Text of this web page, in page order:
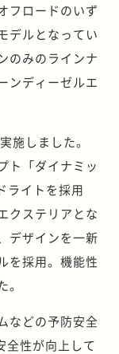
フロードのいず
デルとなってい
のみのラインナ
ンディーゼルエ
施しました。
ト「ダイナミッ
ライトを採用
クステリアとな
デザインを一新
を採用。機能性
などの予防安全
全性が向上して